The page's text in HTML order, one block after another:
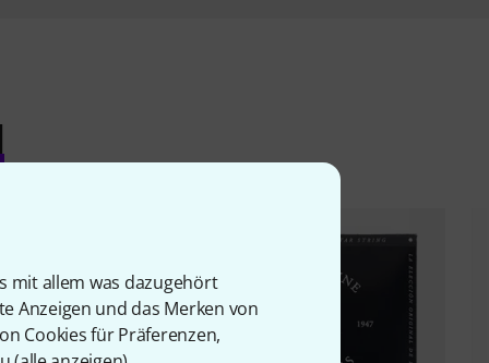
mit allem was dazugehört
Anzeigen und das Merken von
Cookies für Präferenzen,